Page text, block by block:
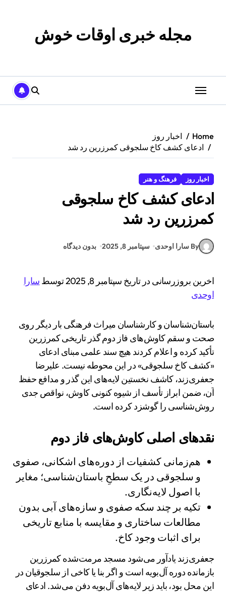
مجله خبری اوقات خوش
Home
اخبار روز
ادعای کشف کاخ سلجوقی کمرزرین رد شد
اخبار روز فرهنگ و هنر
ادعای کشف کاخ سلجوقی
کمرزرین رد شد
By سارا اوحدی سپتامبر 8, 2025 بدون دیدگاه
اخرین بروزرسانی در تاریخ سپتامبر 8, 2025 توسط
سارا
اوحدی
باستان‌شناسان و کارشناسان میراث فرهنگی بار دیگر روی
صحت و سقم کاوش‌های فاز دوم گذر تاریخی کمرزرین
تأکید کرده و اعلام کردند هیچ سند علمی مبنای ادعای
«کشف کاخ سلجوقی» در این محوطه نیست. علیرضا
جعفری‌زند، کاشف نخستین لایه‌های این گذر و مدافع حفظ
آن، ضمن ابراز تأسف از شیوه کنونی کاوش، نواقص جدی
روش‌شناسی را گوشزد کرده است.
نقدهای اصلی کاوش‌های فاز دوم
هم‌زمانی کشفیات از دوره‌های اشکانی، صفوی
و سلجوقی در یک سطحِ باستان‌شناسی؛ مغایر
با اصول لایه‌نگاری.
تکیه بر چند سکه صفوی و سازه‌های آبی بدون
مطالعات ساختاری و مقایسه با منابع تاریخی
برای اثبات وجود کاخ.
جعفری‌زند یادآور می‌شود مسجد مرمت‌شده کمرزرین
بازمانده دوره آل‌بویه است و اگر بنا یا کاخی از سلجوقیان در
این محل بود، باید زیر لایه‌های آل‌بویه دفن می‌شد. ادعای